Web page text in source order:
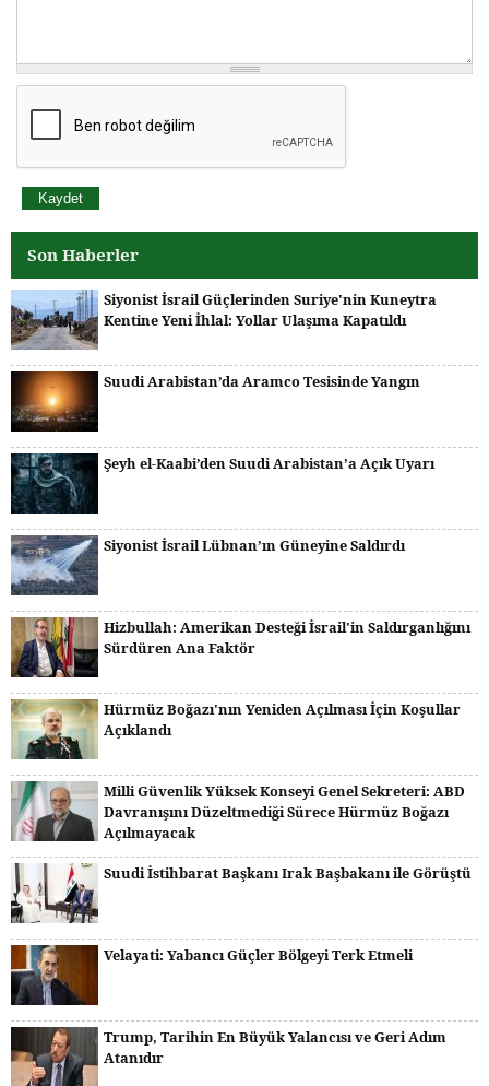
Son Haberler
Siyonist İsrail Güçlerinden Suriye'nin Kuneytra
Kentine Yeni İhlal: Yollar Ulaşıma Kapatıldı
Suudi Arabistan’da Aramco Tesisinde Yangın
Şeyh el-Kaabi’den Suudi Arabistan’a Açık Uyarı
Siyonist İsrail Lübnan’ın Güneyine Saldırdı
Hizbullah: Amerikan Desteği İsrail'in Saldırganlığını
Sürdüren Ana Faktör
Hürmüz Boğazı'nın Yeniden Açılması İçin Koşullar
Açıklandı
Milli Güvenlik Yüksek Konseyi Genel Sekreteri: ABD
Davranışını Düzeltmediği Sürece Hürmüz Boğazı
Açılmayacak
Suudi İstihbarat Başkanı Irak Başbakanı ile Görüştü
Velayati: Yabancı Güçler Bölgeyi Terk Etmeli
Trump, Tarihin En Büyük Yalancısı ve Geri Adım
Atanıdır